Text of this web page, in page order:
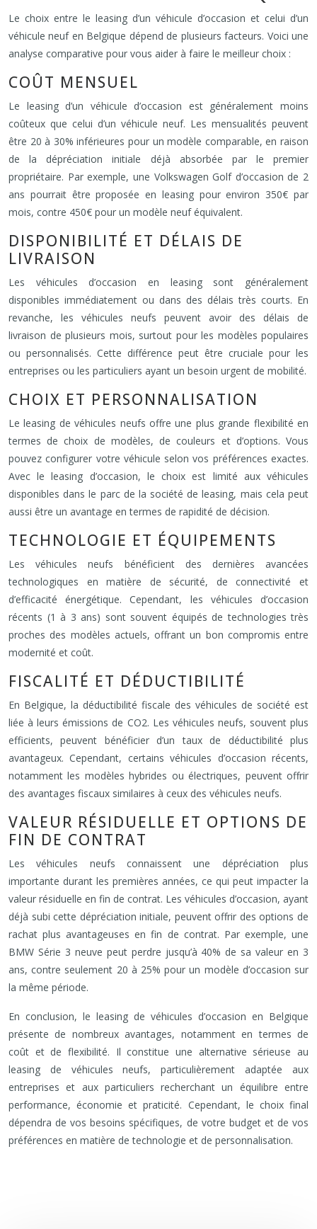
Le choix entre le leasing d’un véhicule d’occasion et celui d’un
véhicule neuf en Belgique dépend de plusieurs facteurs. Voici une
analyse comparative pour vous aider à faire le meilleur choix :
COÛT MENSUEL
Le leasing d’un véhicule d’occasion est généralement moins
coûteux que celui d’un véhicule neuf. Les mensualités peuvent
être 20 à 30% inférieures pour un modèle comparable, en raison
de la dépréciation initiale déjà absorbée par le premier
propriétaire. Par exemple, une Volkswagen Golf d’occasion de 2
ans pourrait être proposée en leasing pour environ 350€ par
mois, contre 450€ pour un modèle neuf équivalent.
DISPONIBILITÉ ET DÉLAIS DE
LIVRAISON
Les véhicules d’occasion en leasing sont généralement
disponibles immédiatement ou dans des délais très courts. En
revanche, les véhicules neufs peuvent avoir des délais de
livraison de plusieurs mois, surtout pour les modèles populaires
ou personnalisés. Cette différence peut être cruciale pour les
entreprises ou les particuliers ayant un besoin urgent de mobilité.
CHOIX ET PERSONNALISATION
Le leasing de véhicules neufs offre une plus grande flexibilité en
termes de choix de modèles, de couleurs et d’options. Vous
pouvez configurer votre véhicule selon vos préférences exactes.
Avec le leasing d’occasion, le choix est limité aux véhicules
disponibles dans le parc de la société de leasing, mais cela peut
aussi être un avantage en termes de rapidité de décision.
TECHNOLOGIE ET ÉQUIPEMENTS
Les véhicules neufs bénéficient des dernières avancées
technologiques en matière de sécurité, de connectivité et
d’efficacité énergétique. Cependant, les véhicules d’occasion
récents (1 à 3 ans) sont souvent équipés de technologies très
proches des modèles actuels, offrant un bon compromis entre
modernité et coût.
FISCALITÉ ET DÉDUCTIBILITÉ
En Belgique, la déductibilité fiscale des véhicules de société est
liée à leurs émissions de CO2. Les véhicules neufs, souvent plus
efficients, peuvent bénéficier d’un taux de déductibilité plus
avantageux. Cependant, certains véhicules d’occasion récents,
notamment les modèles hybrides ou électriques, peuvent offrir
des avantages fiscaux similaires à ceux des véhicules neufs.
VALEUR RÉSIDUELLE ET OPTIONS DE
FIN DE CONTRAT
Les véhicules neufs connaissent une dépréciation plus
importante durant les premières années, ce qui peut impacter la
valeur résiduelle en fin de contrat. Les véhicules d’occasion, ayant
déjà subi cette dépréciation initiale, peuvent offrir des options de
rachat plus avantageuses en fin de contrat. Par exemple, une
BMW Série 3 neuve peut perdre jusqu’à 40% de sa valeur en 3
ans, contre seulement 20 à 25% pour un modèle d’occasion sur
la même période.
En conclusion, le leasing de véhicules d’occasion en Belgique
présente de nombreux avantages, notamment en termes de
coût et de flexibilité. Il constitue une alternative sérieuse au
leasing de véhicules neufs, particulièrement adaptée aux
entreprises et aux particuliers recherchant un équilibre entre
performance, économie et praticité. Cependant, le choix final
dépendra de vos besoins spécifiques, de votre budget et de vos
préférences en matière de technologie et de personnalisation.